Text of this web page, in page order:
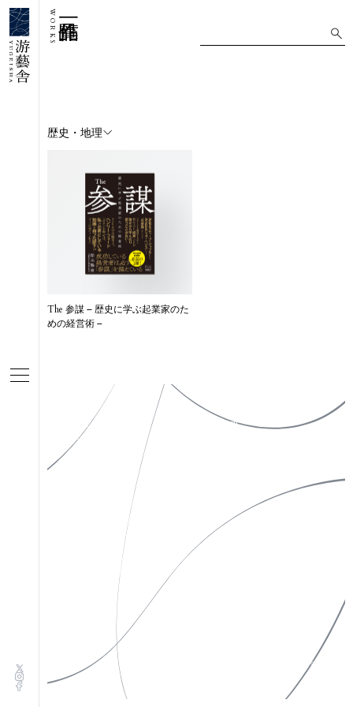
WORKS
歴史・地理
The 参謀 – 歴史に学ぶ起業家のた
めの経営術 –
私たちについて
作品一覧
Instagram
特定商取引法表示
ソーシャルメディアポリシー
プライバシーポリシー
サイトポリシー
©︎yugeisha inc. All rights reserved.